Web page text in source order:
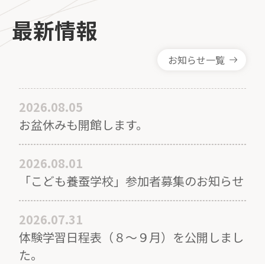
最新情報
お知らせ一覧
2026.08.05
お盆休みも開館します。
2026.08.01
「こども養蚕学校」参加者募集のお知らせ
2026.07.31
体験学習日程表（８～９月）を公開しまし
た。